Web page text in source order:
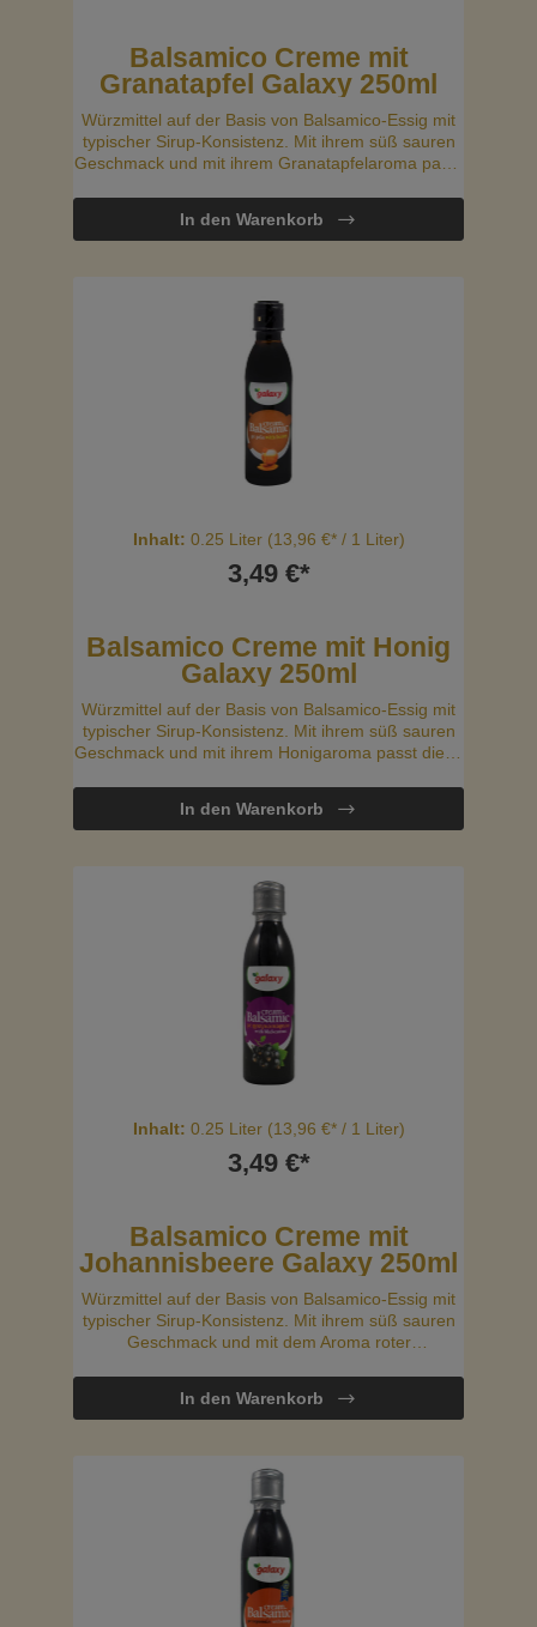
Balsamico Creme mit
Granatapfel Galaxy 250ml
Würzmittel auf der Basis von Balsamico-Essig mit
typischer Sirup-Konsistenz. Mit ihrem süß sauren
Geschmack und mit ihrem Granatapfelaroma passt
Marinieren.
In den Warenkorb
Inhalt: 0.25 Liter (13,96 €* / 1 Liter)
3,49 €*
Balsamico Creme mit Honig
Galaxy 250ml
Würzmittel auf der Basis von Balsamico-Essig mit
typischer Sirup-Konsistenz. Mit ihrem süß sauren
Geschmack und mit ihrem Honigaroma passt diese
Marinieren.
In den Warenkorb
Inhalt: 0.25 Liter (13,96 €* / 1 Liter)
3,49 €*
Balsamico Creme mit
Johannisbeere Galaxy 250ml
Würzmittel auf der Basis von Balsamico-Essig mit
typischer Sirup-Konsistenz. Mit ihrem süß sauren
Geschmack und mit dem Aroma roter
oder ist auch ideal zum Marinieren.
In den Warenkorb